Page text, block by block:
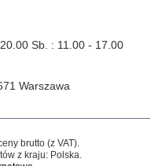
Sb. : 11.00 - 17.00
Warszawa
brutto (z VAT).
z kraju: Polska.